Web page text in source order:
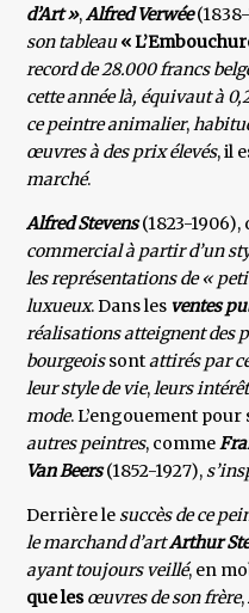
d’Art »,Alfred Verwée
son tableau«
record de 28.000 francs
cette année là, équivaut à
ce peintre animalier,
œuvres à des prix élevés, il
marché.
Alfred Stevens(1823-1906),
commercial à partir d’un
les représentations de «
luxueux. Dans les ventes
réalisations atteignent des
bourgeoissontattirés par
leur style de vie,leurs
mode. L’engouement
autres peintres, comme
Van Beers(1852-1927),
Derrière lesuccès de ce
le marchand d’artArthur
ayant toujours veillé, en
que lesœuvres de son frère,